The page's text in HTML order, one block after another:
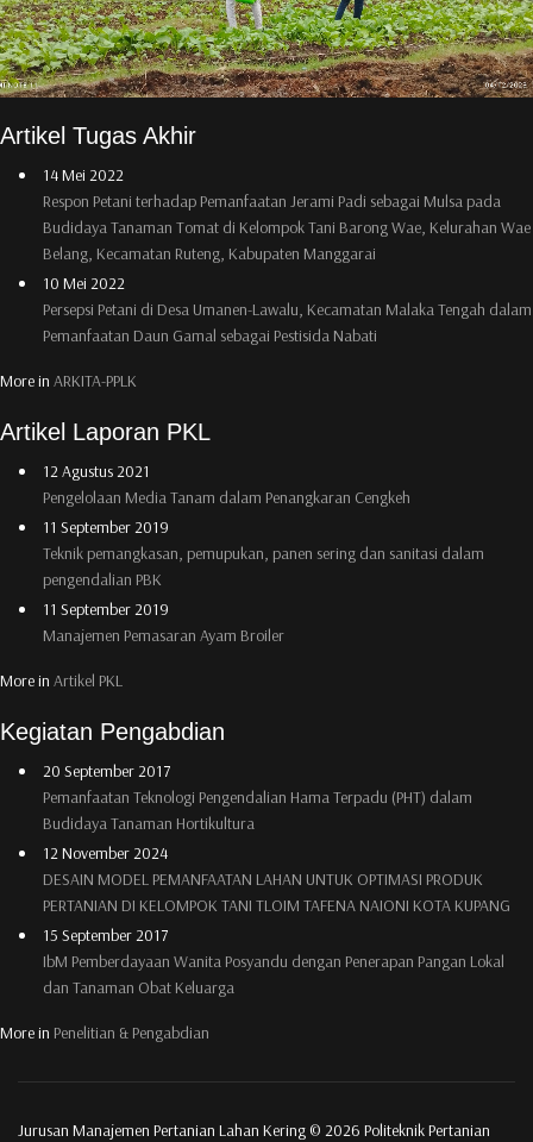
Artikel Tugas Akhir
14 Mei 2022
Respon Petani terhadap Pemanfaatan Jerami Padi sebagai Mulsa pada
Budidaya Tanaman Tomat di Kelompok Tani Barong Wae, Kelurahan Wae
Belang, Kecamatan Ruteng, Kabupaten Manggarai
10 Mei 2022
Persepsi Petani di Desa Umanen-Lawalu, Kecamatan Malaka Tengah dalam
Pemanfaatan Daun Gamal sebagai Pestisida Nabati
More in ARKITA-PPLK
Artikel Laporan PKL
12 Agustus 2021
Pengelolaan Media Tanam dalam Penangkaran Cengkeh
11 September 2019
Teknik pemangkasan, pemupukan, panen sering dan sanitasi dalam
pengendalian PBK
11 September 2019
Manajemen Pemasaran Ayam Broiler
More in Artikel PKL
Kegiatan Pengabdian
20 September 2017
Pemanfaatan Teknologi Pengendalian Hama Terpadu (PHT) dalam
Budidaya Tanaman Hortikultura
12 November 2024
DESAIN MODEL PEMANFAATAN LAHAN UNTUK OPTIMASI PRODUK
PERTANIAN DI KELOMPOK TANI TLOIM TAFENA NAIONI KOTA KUPANG
15 September 2017
IbM Pemberdayaan Wanita Posyandu dengan Penerapan Pangan Lokal
dan Tanaman Obat Keluarga
More in Penelitian & Pengabdian
Jurusan Manajemen Pertanian Lahan Kering © 2026 Politeknik Pertanian